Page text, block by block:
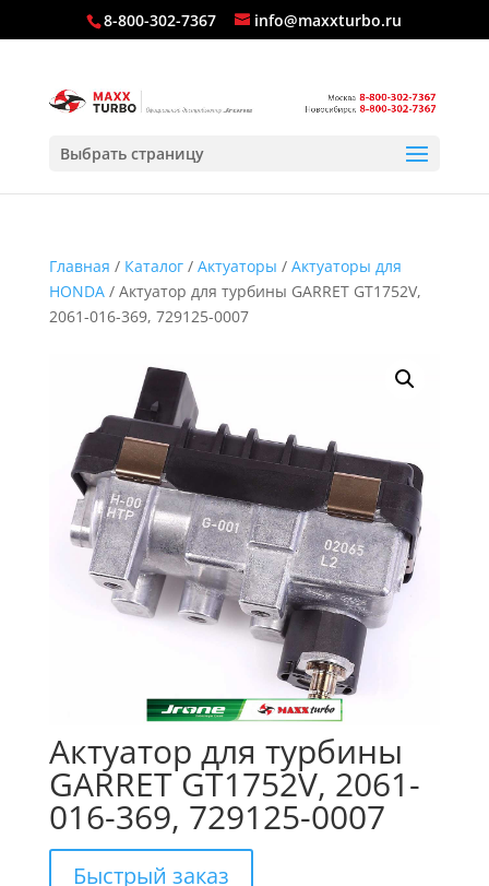
8-800-302-7367 info@maxxturbo.ru
Выбрать страницу
Главная / Каталог/ Актуаторы / Актуаторы для
HONDA/ Актуатор для турбины GARRET GT1752V,
2061-016-369, 729125-0007
Актуатор для турбины
GARRET GT1752V, 2061-
016-369, 729125-0007
Быстрый заказ